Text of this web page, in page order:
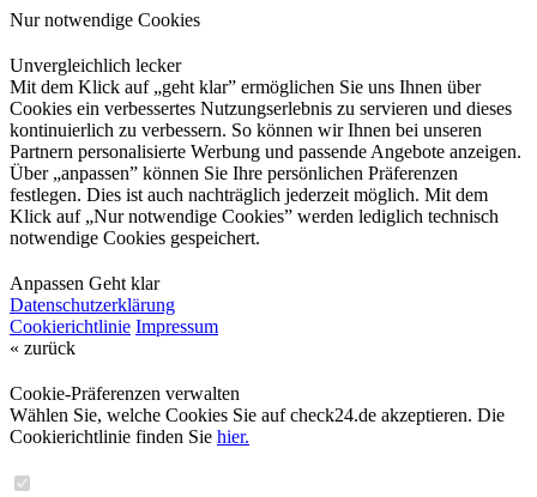
Nur notwendige Cookies
Unvergleichlich lecker
Mit dem Klick auf „geht klar” ermöglichen Sie uns Ihnen über
Cookies ein verbessertes Nutzungserlebnis zu servieren und dieses
kontinuierlich zu verbessern. So können wir Ihnen bei unseren
Partnern personalisierte Werbung und passende Angebote anzeigen.
Über „anpassen” können Sie Ihre persönlichen Präferenzen
festlegen. Dies ist auch nachträglich jederzeit möglich. Mit dem
Klick auf „Nur notwendige Cookies” werden lediglich technisch
notwendige Cookies gespeichert.
Anpassen Geht klar
Datenschutzerklärung
Cookierichtlinie Impressum
« zurück
Cookie-Präferenzen verwalten
Wählen Sie, welche Cookies Sie auf check24.de akzeptieren. Die
Cookierichtlinie finden Sie hier.